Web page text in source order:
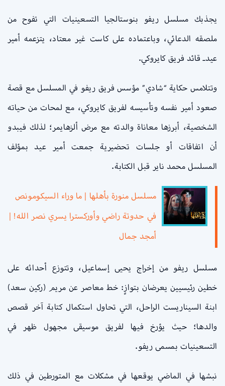
يجذبك مسلسل ريفو بنوستالجيا التسعينيات التي تفوح من
ملصقه الدعائي، وباعتماده على كاست غير معتاد، يتزعمه أمير
عيدـ قائد فريق كايروكي.
وتتلامس حكاية “شادي” مؤسس فريق ريفو في المسلسل مع قصة
صعود أمير نفسه وتأسيسه لفريق كايروكي، مع لمحات من حياته
الشخصية، أبرزها معاناة والدته مع مرض ألزهايمر؛ لذلك فيبدو
أن اتفاقات أو جلسات تحضيرية جمعت أمير عيد بمؤلف
المسلسل محمد ناير قبل الكتابة.
مسلسل منورة بأهلها | ما وراء السيكومونص
في حدوتة راضي وأوركسترا يسري نصر الله! |
أمجد جمال
مسلسل ريفو من إخراج يحيى إسماعيل، وتتوزع أحداثه على
خطين رئيسيين يعرضان بتوازٍ: خط معاصر عن مريم (ركين سعد)
ابنة السيناريست الراحل، التي تحاول استكمال كتابة آخر قصص
والدها؛ حيث يؤرخ فيها لفريق موسيقى مجهول ظهر في
التسعينيات بمسمى ريفو.
نبشها في الماضي يوقعها في مشكلات مع المتورطين في ذلك